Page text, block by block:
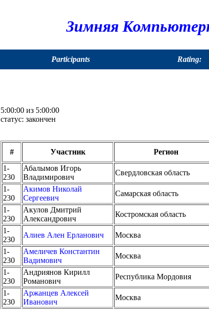
Зимняя
Participants Rating:
5:00:00 из 5:00:00
статус: закончен
# Участник Регион
1-
230
Абалымов Игорь
Владимирович
Свердловская область
1-
230
Акимов Николай
Сергеевич
Самарская область
1-
230
Акулов Дмитрий
Александрович
Костромская область
1-
230
Алиев Ален Ерланович Москва
1-
230
Амеличев Константин
Вадимович
Москва
1-
230
Андриянов Кирилл
Романович
Республика Мордовия
1-
230
Аржанцев Алексей
Иванович
Москва